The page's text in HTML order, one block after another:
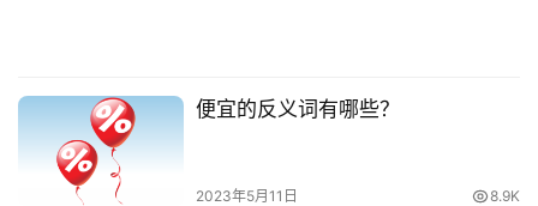
便宜的反义词有哪些？
2023年5月11日 8.9K